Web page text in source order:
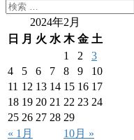
2024年2月
日
月 火 水 木 金 土
« 1月 10月 »
1 2
3
4
5 6 7 8 9
10
11 12 13 14 15 16 17
18 19 20 21 22 23 24
25 26 27 28 29